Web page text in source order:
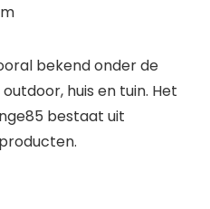
bekend onder de
huis en tuin. Het
bestaat uit